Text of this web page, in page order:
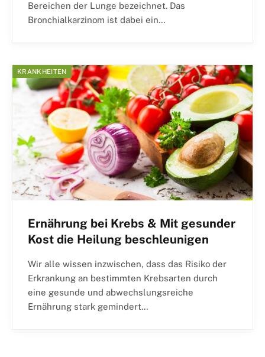
Bereichen der Lunge bezeichnet. Das
Bronchialkarzinom ist dabei ein…
KRANKHEITEN
Ernährung bei Krebs & Mit gesunder
Kost die Heilung beschleunigen
Wir alle wissen inzwischen, dass das Risiko der
Erkrankung an bestimmten Krebsarten durch
eine gesunde und abwechslungsreiche
Ernährung stark gemindert…